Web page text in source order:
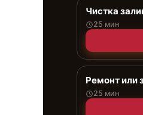
Чистка
25 мин
Ремонт или
25 мин